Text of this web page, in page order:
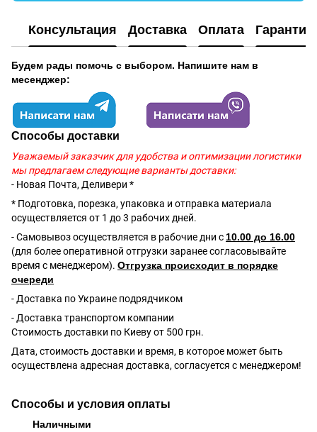
Консультация Доставка Оплата Гарантия
Будем рады помочь с выбором. Напишите нам в
месенджер:
Способы доставки
Уважаемый заказчик для удобства и оптимизации логистики
мы предлагаем следующие варианты доставки:
- Новая Почта, Деливери *
* Подготовка, порезка, упаковка и отправка материала
осуществляется от 1 до 3 рабочих дней.
- Самовывоз осуществляется в рабочие дни с10.00 до 16.00
(для более оперативной отгрузки заранее согласовывайте
время с менеджером). Отгрузка происходит в порядке
очереди
- Доставка по Украине подрядчиком
- Доставка транспортом компании
Стоимость доставки по Киеву от 500 грн.
Дата, стоимость доставки и время, в которое может быть
осуществлена адресная доставка, согласуется с менеджером!
Способы и условия оплаты
Наличными